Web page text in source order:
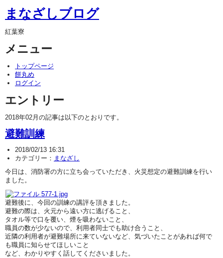
まなざしブログ
紅葉寮
メニュー
トップページ
餅丸め
ログイン
エントリー
2018年02月の記事は以下のとおりです。
避難訓練
2018/02/13 16:31
カテゴリー： まなざし
今日は、消防署の方に立ち会っていただき、火災想定の避難訓練を行い
ました。
避難後に、今回の訓練の講評を頂きました。
避難の際は、火元から遠い方に逃げること、
タオル等で口を覆い、煙を吸わないこと、
職員の数が少ないので、利用者同士でも助け合うこと、
近隣の利用者が避難場所に来ていないなど、気づいたことがあれば何で
も職員に知らせてほしいこと
など、わかりやすく話してくださいました。